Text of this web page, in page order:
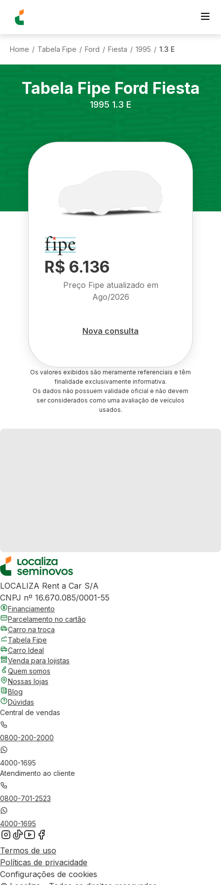
Home / Tabela Fipe / Ford / Fiesta / 1995 / 1.3 E
Tabela Fipe Ford Fiesta
1995 1.3 E
R$ 6.136
Preço Fipe atualizado em
Ago/2026
Nova consulta
Os valores exibidos são meramente referenciais e têm
finalidade exclusivamente informativa.
Os dados não possuem validade oficial e não devem
ser considerados como uma avaliação de veículos
usados.
LOCALIZA Rent a Car S/A
CNPJ nº 16.670.085/0001-55
Financiamento
Parcelamento no cartão
Carro na troca
Tabela Fipe
Carro Ideal
Venda para lojistas
Quem somos
Nossas lojas
Blog
Dúvidas
Central de vendas
0800-200-2000
4000-1695
Atendimento ao cliente
0800-701-2523
4000-1695
Termos de uso
Políticas de privacidade
Configurações de cookies